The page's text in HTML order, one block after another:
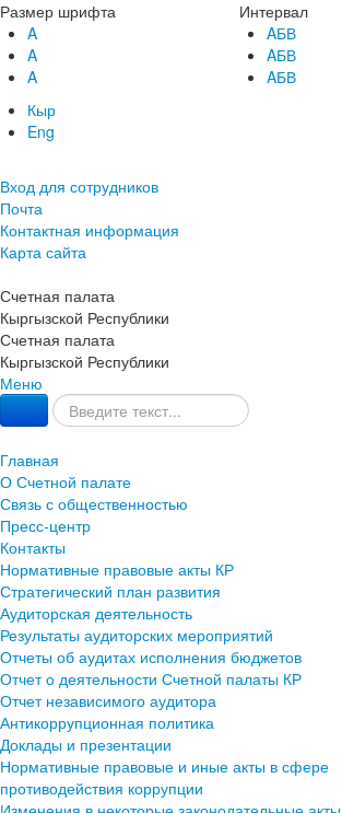
Размер шрифта
A
A
A
Интервал
AБВ
AБВ
AБВ
Кыр
Eng
Вход для сотрудников
Почта
Контактная информация
Карта сайта
Счетная палата
Кыргызской Республики
Счетная палата
Кыргызской Республики
Меню
Главная
О Счетной палате
Связь с общественностью
Пресс-центр
Контакты
Нормативные правовые акты КР
Стратегический план развития
Аудиторская деятельность
Результаты аудиторских мероприятий
Отчеты об аудитах исполнения бюджетов
Отчет о деятельности Счетной палаты КР
Отчет независимого аудитора
Антикоррупционная политика
Доклады и презентации
Нормативные правовые и иные акты в сфере
противодействия коррупции